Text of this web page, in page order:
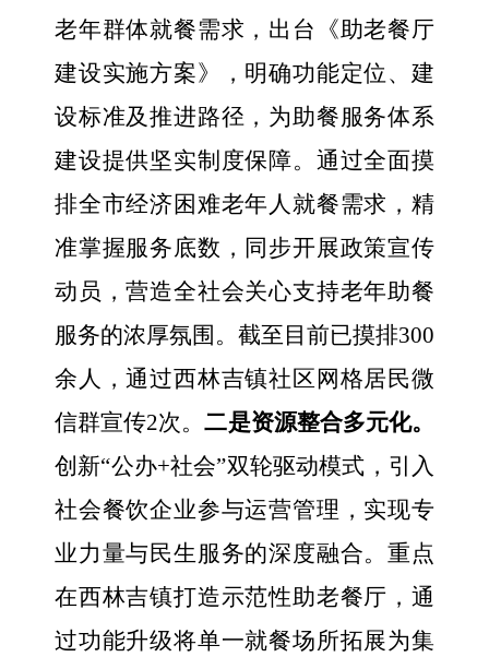
老年群体就餐需求， 出台
《助老餐厅
建设实施方案》，明确功能定位、建
设标准及推进路径，为助餐服务体系
建设提供坚实制度保障。通过全面摸
排全市经济困难老年人就餐需求，精
准掌握服务底数，同步开展政策宣传
动员，营造全社会关心支持老年助餐
服务的浓厚氛围 。 截至目前已摸排300
余人，通过西林吉镇社区网格居民微
信群宣传2次。二是资源整合多元化。
创新“公办+社会”双轮驱动模式，引入
社会餐饮企业参与运营管理 ，实现专
业力量与民生服务的深度融合。重点
在西林吉镇打造示范性助老餐厅，通
过功能升级将单一就餐场所拓展为集